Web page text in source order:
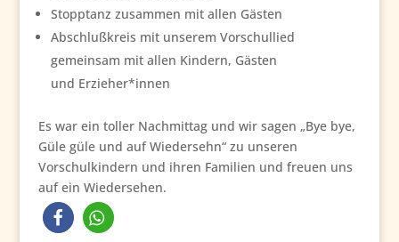
Stopptanz zusammen mit allen Gästen
Abschlußkreis mit unserem Vorschullied
gemeinsam mit allen Kindern, Gästen
und Erzieher*innen
Es war ein toller Nachmittag und wir sagen „Bye bye,
Güle güle und auf Wiedersehn“ zu unseren
Vorschulkindern und ihren Familien und freuen uns
auf ein Wiedersehen.